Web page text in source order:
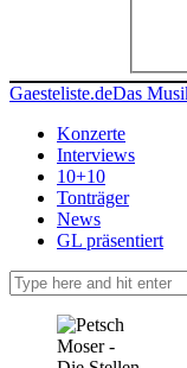
Gaesteliste.deDas
Konzerte
Interviews
10+10
Tonträger
News
GL präsentiert